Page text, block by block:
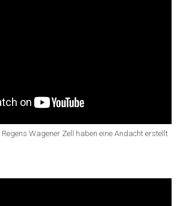
Wagener Zell haben eine Andacht erstellt